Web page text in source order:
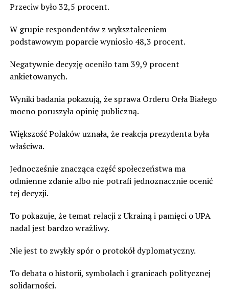
Przeciw było 32,5 procent.
W grupie respondentów z wykształceniem
podstawowym poparcie wyniosło 48,3 procent.
Negatywnie decyzję oceniło tam 39,9 procent
ankietowanych.
Wyniki badania pokazują, że sprawa Orderu Orła Białego
mocno poruszyła opinię publiczną.
Większość Polaków uznała, że reakcja prezydenta była
właściwa.
Jednocześnie znacząca część społeczeństwa ma
odmienne zdanie albo nie potrafi jednoznacznie ocenić
tej decyzji.
To pokazuje, że temat relacji z Ukrainą i pamięci o UPA
nadal jest bardzo wrażliwy.
Nie jest to zwykły spór o protokół dyplomatyczny.
To debata o historii, symbolach i granicach politycznej
solidarności.